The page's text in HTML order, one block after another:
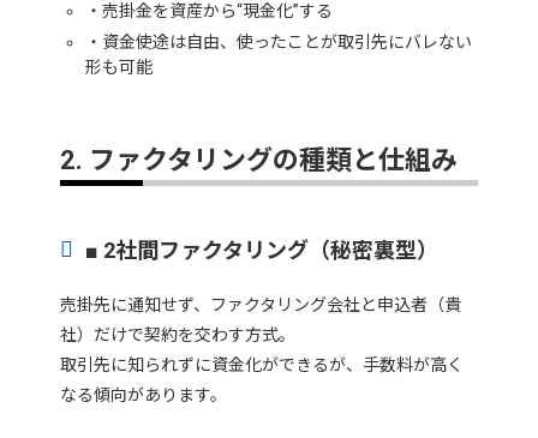
・売掛金を資産から“現金化”する
・資金使途は自由、使ったことが取引先にバレない
形も可能
2. ファクタリングの種類と仕組み
■ 2社間ファクタリング（秘密裏型）
売掛先に通知せず、ファクタリング会社と申込者（貴
社）だけで契約を交わす方式。
取引先に知られずに資金化ができるが、手数料が高く
なる傾向があります。